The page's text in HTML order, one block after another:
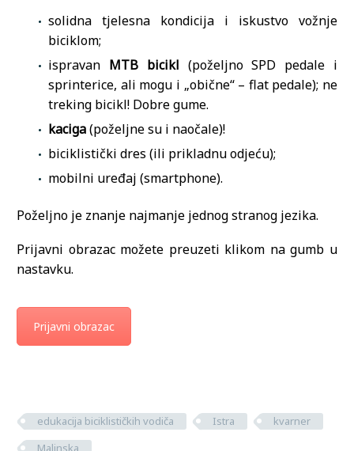
solidna tjelesna kondicija i iskustvo vožnje
biciklom;
ispravan MTB bicikl (poželjno SPD pedale i
sprinterice, ali mogu i „obične“ – flat pedale); ne
treking bicikl! Dobre gume.
kaciga(poželjne su i naočale)!
biciklistički dres (ili prikladnu odjeću);
mobilni uređaj (smartphone).
Poželjno je znanje najmanje jednog stranog jezika.
Prijavni obrazac možete preuzeti klikom na gumb u
nastavku.
Prijavni obrazac
edukacija biciklističkih vodiča Istra
kvarner
Malinska